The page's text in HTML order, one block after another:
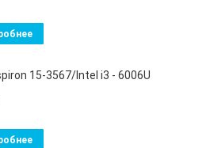
15-3567/Intel i3 - 6006U